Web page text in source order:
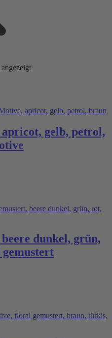
gelb, petrol,
dunkel, grün,